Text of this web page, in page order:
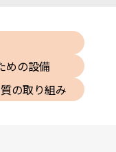
めの設備
の取り組み